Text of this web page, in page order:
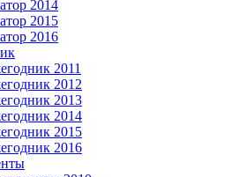
2014
2015
2016
2011
2012
2013
2014
2015
2016